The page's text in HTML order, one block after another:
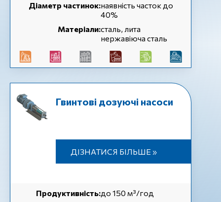
Діаметр частинок:наявність часток до
40%
Матеріали:сталь, лита
нержавіюча сталь
Гвинтові дозуючі насоси
ДІЗНАТИСЯ БІЛЬШЕ »
Продуктивність:до 150 м³/год